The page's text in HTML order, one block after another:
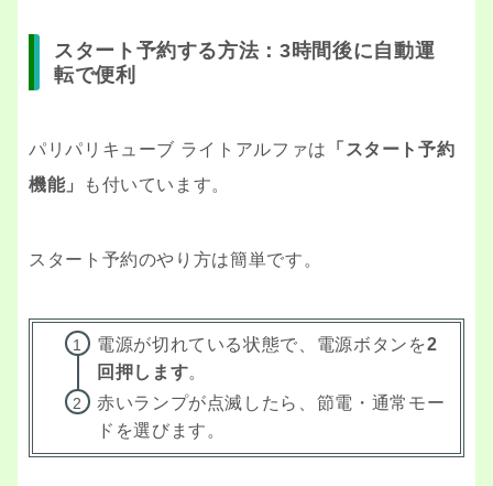
スタート予約する方法：3時間後に自動運
転で便利
パリパリキューブ ライトアルファは
「スタート予約
機能」
も付いています。
スタート予約のやり方は簡単です。
電源が切れている状態で、電源ボタンを2
回押します。
赤いランプが点滅したら、節電・通常モー
ドを選びます。